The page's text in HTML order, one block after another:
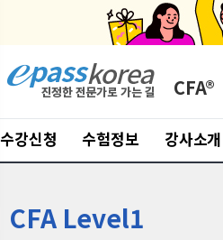
CFA®
수강신청 수험정보 강사소개
CFA Level1